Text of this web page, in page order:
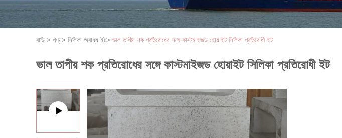
বাড়ি > পণ্য> সিলিকা অবাধ্য ইট> ভাল তাপীয় শক প্রতিরোধের সঙ্গে কাস্টমাইজড হোয়াইট সিলিকা প্রতিরোধী ইট
ভাল তাপীয় শক প্রতিরোধের সঙ্গে কাস্টমাইজড হোয়াইট সিলিকা প্রতিরোধী ইট